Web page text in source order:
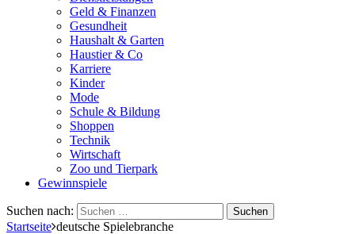
Geld & Finanzen
Gesundheit
Haushalt & Garten
Haustier & Co
Karriere
Kinder
Mode
Schule & Bildung
Shoppen
Technik
Wirtschaft
Zoo und Tierpark
Gewinnspiele
Suchen nach:
Startseite deutsche Spielebranche